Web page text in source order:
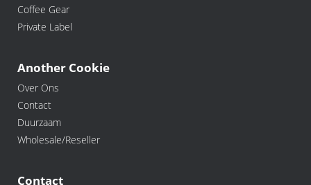
Coffee Gear
Private Label
Another Cookie
Over Ons
Contact
Duurzaam
Wholesale/Reseller
Contact